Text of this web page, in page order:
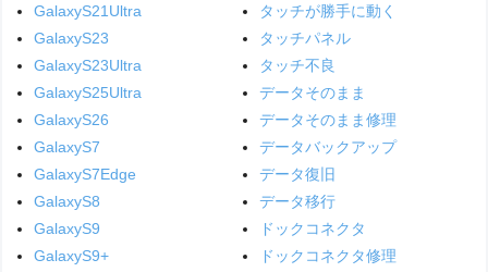
GalaxyS21Ultra
GalaxyS23
GalaxyS23Ultra
GalaxyS25Ultra
GalaxyS26
GalaxyS7
GalaxyS7Edge
GalaxyS8
GalaxyS9
GalaxyS9+
タッチが勝手に動く
タッチパネル
タッチ不良
データそのまま
データそのまま修理
データバックアップ
データ復旧
データ移行
ドックコネクタ
ドックコネクタ修理